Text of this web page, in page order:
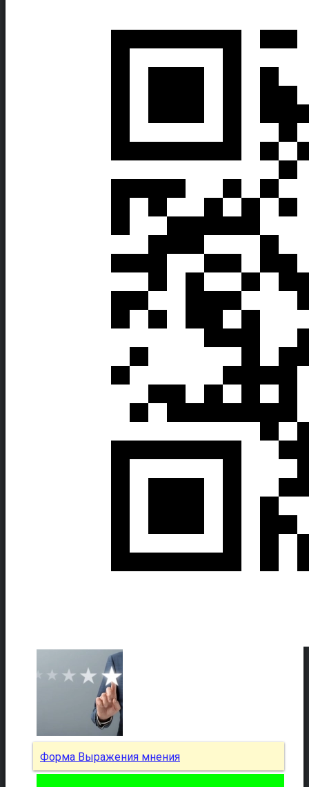
Форма Выражения мнения